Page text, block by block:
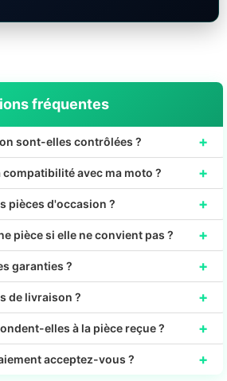
fréquentes
sont-elles contrôlées ? +
avec ma moto ? +
pièces d'occasion ? +
pièce si elle ne convient pas ? +
garanties ? +
de livraison ? +
elles à la pièce reçue ? +
acceptez-vous ? +